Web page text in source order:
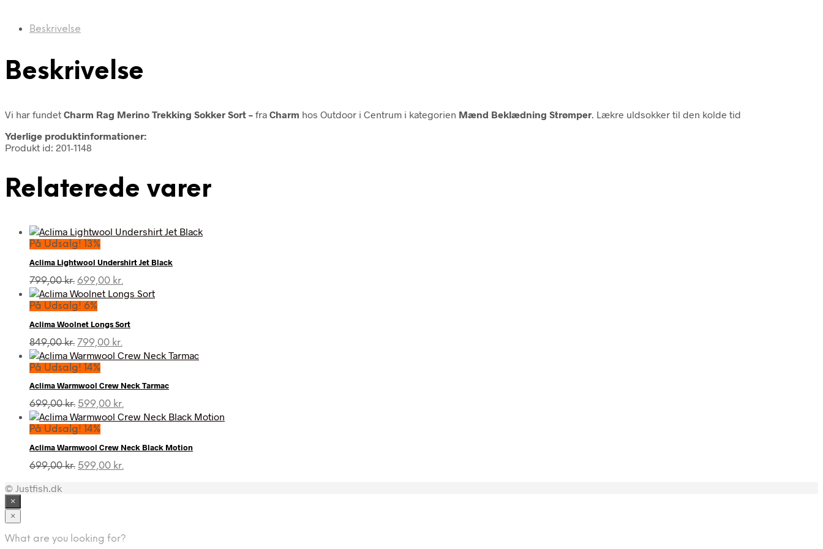
Beskrivelse
Beskrivelse
Vi har fundet Charm Rag Merino Trekking Sokker Sort – fra Charm hos Outdoor i Centrum i kategorien Mænd Beklædning Strømper . Lækre uldsokker til den kolde tid
Yderlige produktinformationer:
Produkt id: 201-1148
Relaterede varer
På Udsalg! 13%
Aclima Lightwool Undershirt Jet Black
799,00kr. Den
oprindelige
pris
799,00 kr..
699,00 kr.
aktuelle
699,00 kr..
På Udsalg! 6%
Aclima Woolnet Longs Sort
849,00kr. Den
oprindelige
pris
849,00 kr..
799,00 kr.
aktuelle
799,00 kr..
På Udsalg! 14%
Aclima Warmwool Crew Neck Tarmac
699,00kr. Den
oprindelige
pris
699,00 kr..
599,00 kr.
aktuelle
599,00 kr..
På Udsalg! 14%
Aclima Warmwool Crew Neck Black Motion
699,00kr. Den
599,00 kr.
© Justfish.dk
×
×
What are you looking for?